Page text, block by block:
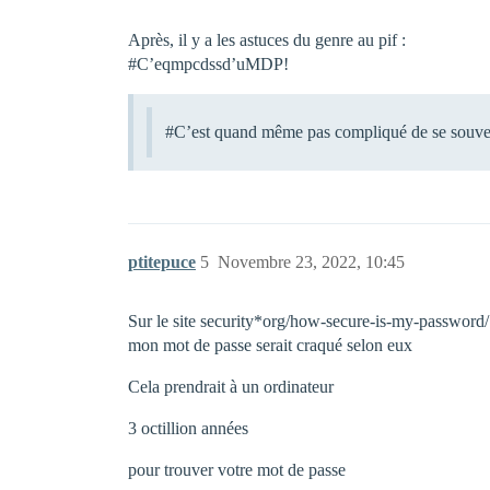
Après, il y a les astuces du genre au pif :
#C’eqmpcdssd’uMDP!
#C’est quand même pas compliqué de se
ptitepuce Novembre 23, 2022, 10:45
5
Sur le site security*org/how-secure-is-my-password/
mon mot de passe serait craqué selon eux
Cela prendrait à un ordinateur
3 octillion années
pour trouver votre mot de passe